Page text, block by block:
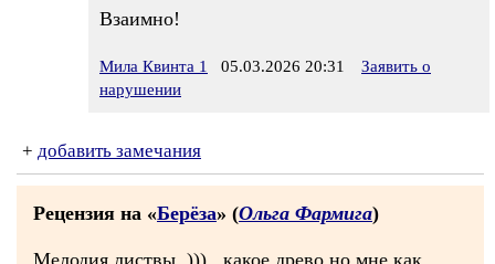
Взаимно!
Мила Квинта 1 05.03.2026 20:31
Заявить о
нарушении
+ добавить замечания
Рецензия на «Берёза» (Ольга Фармига)
Мелодия листвы..))),..какое древо но мне как